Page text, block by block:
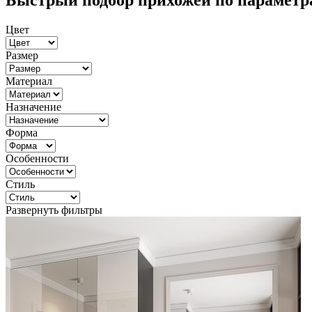
Цвет
Размер
Материал
Назначение
Форма
Особенности
Стиль
Развернуть фильтры